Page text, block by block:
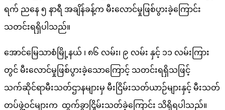
ရက် ညနေ ၅ နာရီ အချိန်ခန့်က မီးလောင်မှုဖြစ်ပွားခဲ့ကြောင်း
သတင်းရရှိပါသည်။
အောင်မြေသာစံမြို့နယ် ၊ ၈၆ လမ်း၊ ၉ လမ်း နှင့် ၁၁ လမ်းကြား
တွင် မီးလောင်မှုဖြစ်ပွားခဲ့သောကြောင့် သတင်းရရှိသဖြင့်
သက်ဆိုင်ရာမီးသတ်ဌာနများမှ မီးငြိမ်းသတ်ယာဉ်များနှင့် မီးသတ်
တပ်ဖွဲ့ဝင်များက ထွက်ခွာငြှိမ်းသတ်ခဲ့ကြောင်း သိရှိရပါသည်။